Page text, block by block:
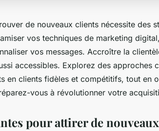
de nouveaux clients nécessite des
vos techniques de marketing
vos messages. Accroître la
accessibles. Explorez des approches
en clients fidèles et compétitifs, tout en
vous à révolutionner votre
pour attirer de